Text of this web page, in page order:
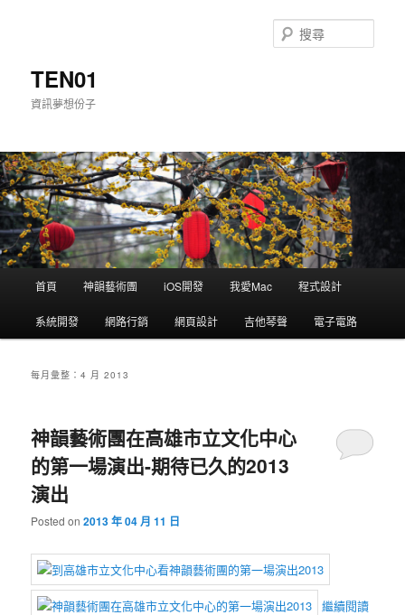
TEN01
資訊夢想份子
尋
跳到主內容
跳到第二內容
首頁 神韻藝術團 iOS開發 我愛Mac 程式設計
系統開發 網路行銷 網頁設計 吉他琴聲 電子電路
每月彙整：4 月 2013
神韻藝術團在高雄市立文化中心
的第一場演出-期待已久的2013
演出
Posted on2013 年 04 月 11 日
繼續閱讀